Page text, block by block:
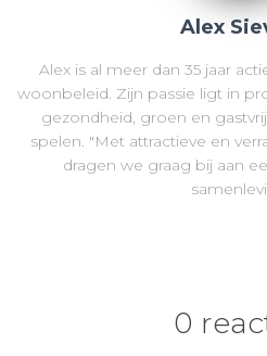
Alex
Alex is al meer dan 35 jaar
woonbeleid. Zijn passie ligt in
gezondheid, groen en
spelen. "Met attractieve en
dragen we graag bij aan
0